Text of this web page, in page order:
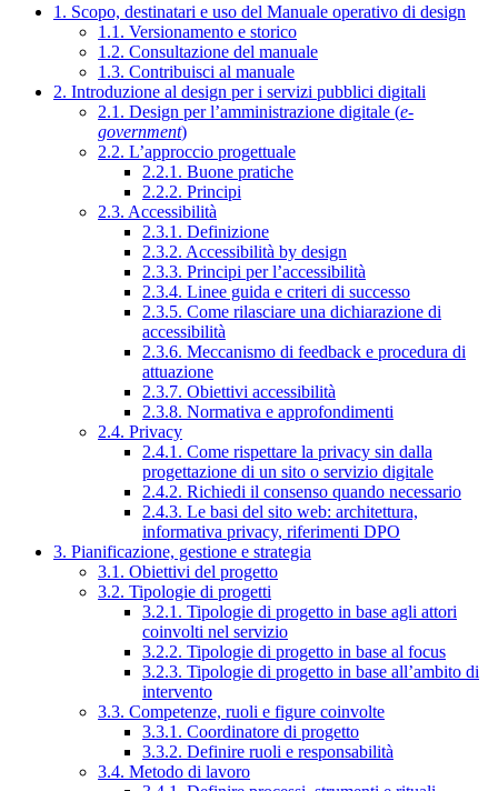
1. Scopo, destinatari e uso del Manuale operativo di design
1.1. Versionamento e storico
1.2. Consultazione del manuale
1.3. Contribuisci al manuale
2. Introduzione al design per i servizi pubblici digitali
2.1. Design per l’amministrazione digitale (e-
government)
2.2. L’approccio progettuale
2.2.1. Buone pratiche
2.2.2. Principi
2.3. Accessibilità
2.3.1. Definizione
2.3.2. Accessibilità by design
2.3.3. Principi per l’accessibilità
2.3.4. Linee guida e criteri di successo
2.3.5. Come rilasciare una dichiarazione di
accessibilità
2.3.6. Meccanismo di feedback e procedura di
attuazione
2.3.7. Obiettivi accessibilità
2.3.8. Normativa e approfondimenti
2.4. Privacy
2.4.1. Come rispettare la privacy sin dalla
progettazione di un sito o servizio digitale
2.4.2. Richiedi il consenso quando necessario
2.4.3. Le basi del sito web: architettura,
informativa privacy, riferimenti DPO
3. Pianificazione, gestione e strategia
3.1. Obiettivi del progetto
3.2. Tipologie di progetti
3.2.1. Tipologie di progetto in base agli attori
coinvolti nel servizio
3.2.2. Tipologie di progetto in base al focus
3.2.3. Tipologie di progetto in base all’ambito di
intervento
3.3. Competenze, ruoli e figure coinvolte
3.3.1. Coordinatore di progetto
3.3.2. Definire ruoli e responsabilità
3.4. Metodo di lavoro